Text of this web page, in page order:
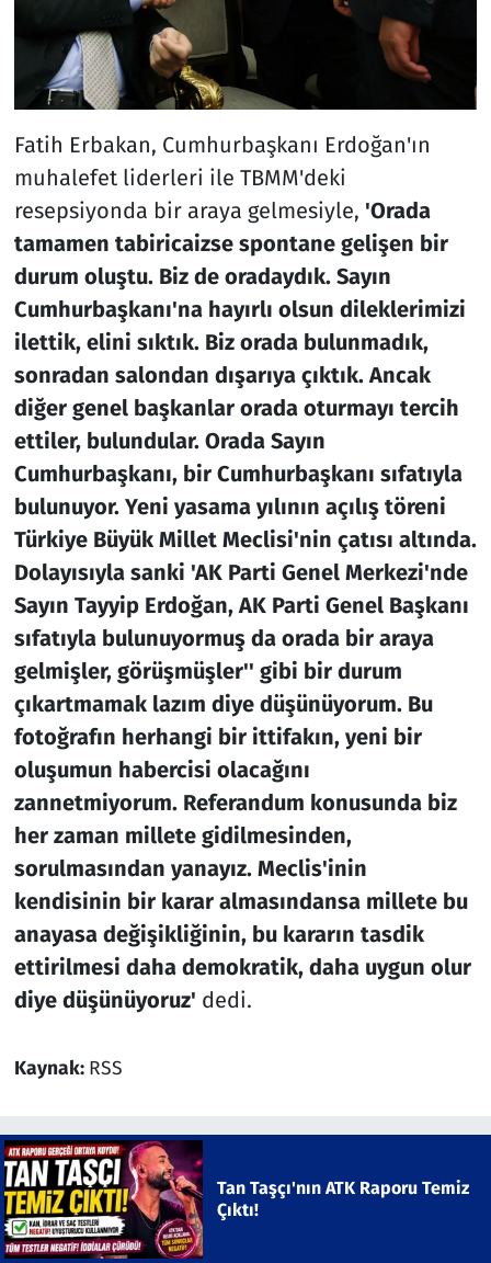
Fatih Erbakan, Cumhurbaşkanı Erdoğan'ın
muhalefet liderleri ile TBMM'deki
resepsiyonda bir araya gelmesiyle, 'Orada
tamamen tabiricaizse spontane gelişen bir
durum oluştu. Biz de oradaydık. Sayın
Cumhurbaşkanı'na hayırlı olsun dileklerimizi
ilettik, elini sıktık. Biz orada bulunmadık,
sonradan salondan dışarıya çıktık. Ancak
diğer genel başkanlar orada oturmayı tercih
ettiler, bulundular. Orada Sayın
Cumhurbaşkanı, bir Cumhurbaşkanı sıfatıyla
bulunuyor. Yeni yasama yılının açılış töreni
Türkiye Büyük Millet Meclisi'nin çatısı altında.
Dolayısıyla sanki 'AK Parti Genel Merkezi'nde
Sayın Tayyip Erdoğan, AK Parti Genel Başkanı
sıfatıyla bulunuyormuş da orada bir araya
gelmişler, görüşmüşler'' gibi bir durum
çıkartmamak lazım diye düşünüyorum. Bu
fotoğrafın herhangi bir ittifakın, yeni bir
oluşumun habercisi olacağını
zannetmiyorum. Referandum konusunda biz
her zaman millete gidilmesinden,
sorulmasından yanayız. Meclis'inin
kendisinin bir karar almasındansa millete bu
anayasa değişikliğinin, bu kararın tasdik
ettirilmesi daha demokratik, daha uygun olur
diye düşünüyoruz' dedi.
Kaynak: RSS
Tan Taşçı'nın ATK Raporu Temiz
Çıktı!